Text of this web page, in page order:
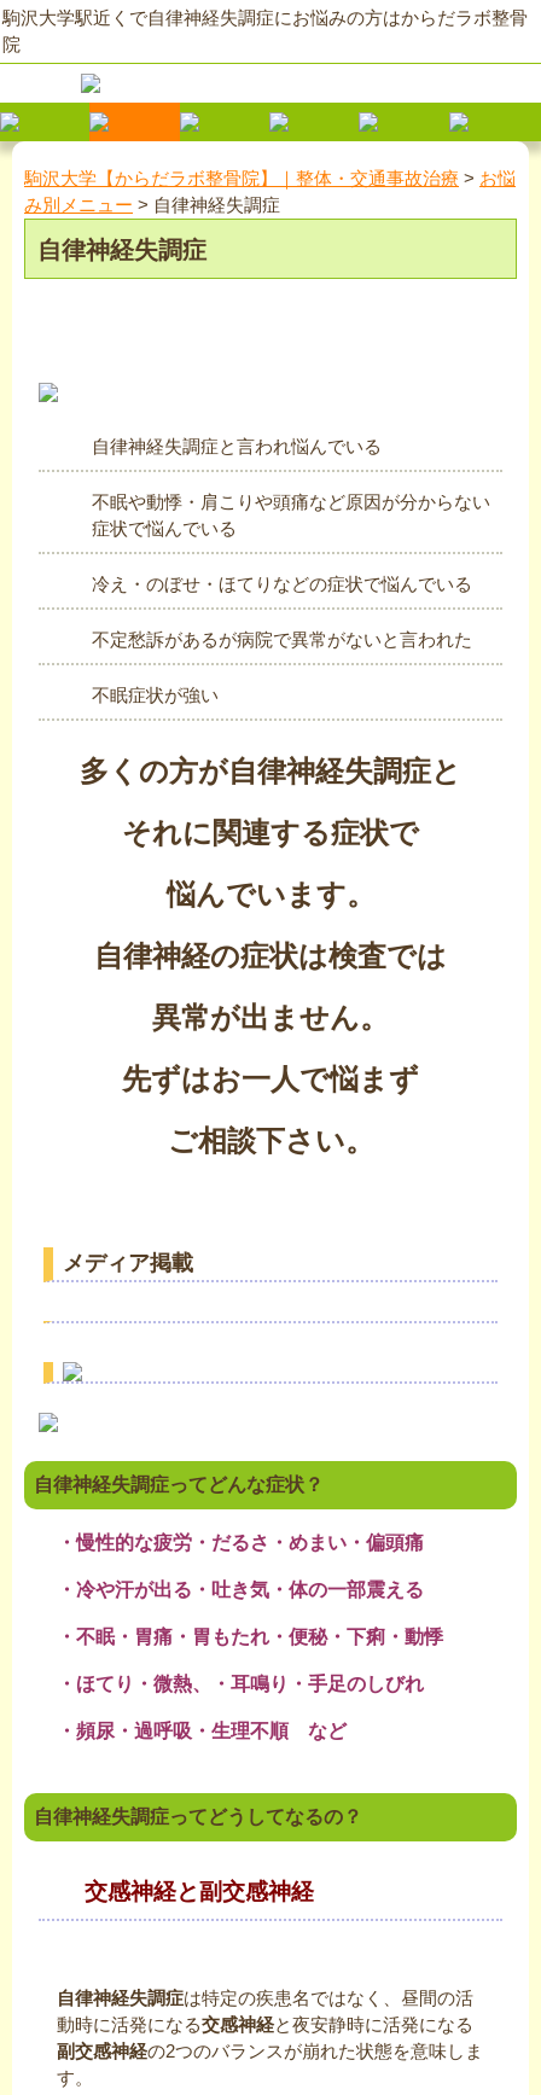
駒沢大学駅近くで自律神経失調症にお悩みの方はからだラボ整骨
院
駒沢大学【からだラボ整骨院】｜整体・交通事故治療 > お悩
み別メニュー > 自律神経失調症
自律神経失調症
自律神経失調症と言われ悩んでいる
不眠や動悸・肩こりや頭痛など原因が分からない
症状で悩んでいる
冷え・のぼせ・ほてりなどの症状で悩んでいる
不定愁訴があるが病院で異常がないと言われた
不眠症状が強い
多くの方が自律神経失調症と
それに関連する症状で
悩んでいます。
自律神経の症状は検査では
異常が出ません。
先ずはお一人で悩まず
ご相談下さい。
メディア掲載
自律神経失調症ってどんな症状？
・慢性的な疲労・だるさ・めまい・偏頭痛
・冷や汗が出る・吐き気・体の一部震える
・不眠・ 胃痛・胃もたれ・便秘・下痢・動悸
・ほてり・微熱、・耳鳴り・手足のしびれ
・頻尿・過呼吸・生理不順 など
自律神経失調症ってどうしてなるの？
交感神経と副交感神経
自律神経失調症は特定の疾患名ではなく、昼間の活
動時に活発になる交感神経と夜安静時に活発になる
副交感神経の2つのバランスが崩れた状態を意味しま
す。